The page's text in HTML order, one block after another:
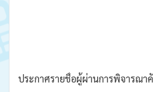
ประกาศรายชื่อผู้ผ่านการพิจารณา